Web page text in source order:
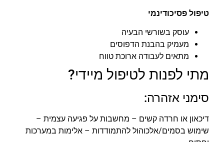
טיפול פסיכודינמי
עוסק בשורשי הבעיה
מעמיק בהבנת הדפוסים
מתאים לעבודה ארוכת טווח
מתי לפנות לטיפול מיידי?
סימני אזהרה:
דיכאון או חרדה קשים – מחשבות על פגיעה עצמית –
שימוש בסמים/אלכוהול להתמודדות – אלימות במערכות